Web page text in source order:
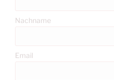
Nachname
Email